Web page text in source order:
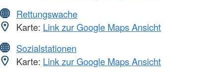
Rettungswache
Karte: Link zur Google Maps Ansicht
Sozialstationen
Karte: Link zur Google Maps Ansicht